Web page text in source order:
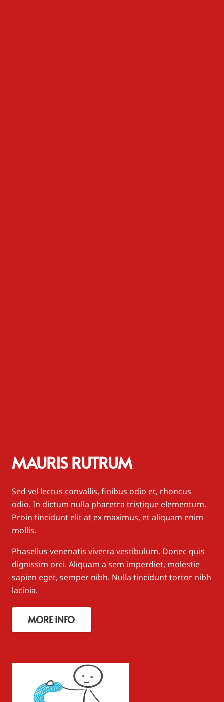
MAURIS RUTRUM
Sed vel lectus convallis, finibus odio et, rhoncus
odio. In dictum nulla pharetra tristique elementum.
Proin tincidunt elit at ex maximus, et aliquam enim
mollis.
Phasellus venenatis viverra vestibulum. Donec quis
dignissim orci. Aliquam a sem imperdiet, molestie
sapien eget, semper nibh. Nulla tincidunt tortor nibh
lacinia.
MORE INFO